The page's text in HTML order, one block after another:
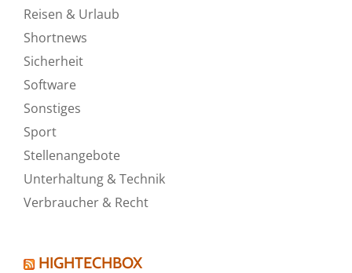
Reisen & Urlaub
Shortnews
Sicherheit
Software
Sonstiges
Sport
Stellenangebote
Unterhaltung & Technik
Verbraucher & Recht
HIGHTECHBOX